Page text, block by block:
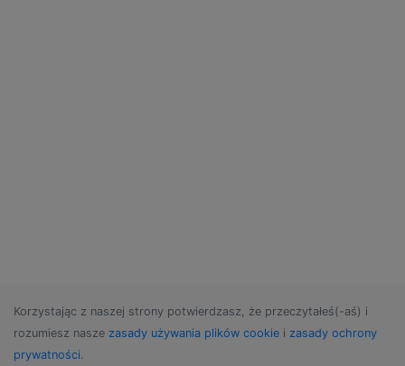
Korzystając z naszej strony potwierdzasz, że przeczytałeś(-aś) i
rozumiesz nasze zasady używania plików cookie i zasady ochrony
prywatności.